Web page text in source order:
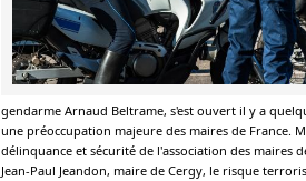
gendarme Arnaud Beltrame, s'est ouvert il y a
une préoccupation majeure des maires de France.
délinquance et sécurité de l'association des maires
Jean-Paul Jeandon, maire de Cergy, le risque